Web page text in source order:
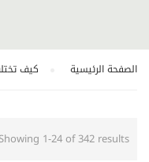
الصفحة الرئيسية كيف
1-24 of 342 results